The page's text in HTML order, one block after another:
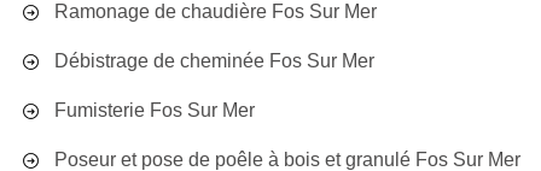
Ramonage de chaudière Fos Sur Mer
Débistrage de cheminée Fos Sur Mer
Fumisterie Fos Sur Mer
Poseur et pose de poêle à bois et granulé Fos Sur Mer